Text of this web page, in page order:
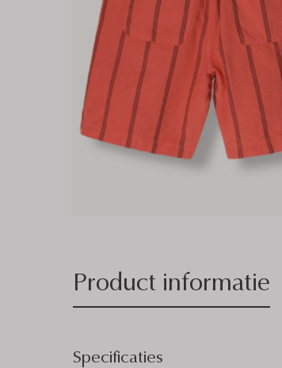
Product informatie
Specificaties